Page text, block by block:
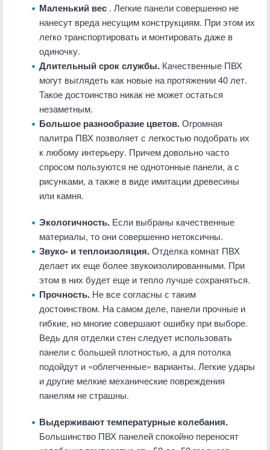
Маленький вес . Легкие панели совершенно не
нанесут вреда несущим конструкциям. При этом их
легко транспортировать и монтировать даже в
одиночку.
Длительный срок службы. Качественные ПВХ
могут выглядеть как новые на протяжении 40 лет.
Такое достоинство никак не может остаться
незаметным.
Большое разнообразие цветов.Огромная
палитра ПВХ позволяет с легкостью подобрать их
к любому интерьеру. Причем довольно часто
спросом пользуются не однотонные панели, а с
рисунками, а также в виде имитации древесины
или камня.
Экологичность. Если выбраны качественные
материалы, то они совершенно нетоксичны.
Звуко- и теплоизоляция.Отделка комнат ПВХ
делает их еще более звукоизолированными. При
этом в них будет еще и тепло лучше сохраняться.
Прочность. Не все согласны с таким
достоинством. На самом деле, панели прочные и
гибкие, но многие совершают ошибку при выборе.
Ведь для отделки стен следует использовать
панели с большей плотностью, а для потолка
подойдут и «облегченные» варианты. Легкие удары
и другие мелкие механические повреждения
панелям не страшны.
Выдерживают температурные колебания.
Большинство ПВХ панелей спокойно переносят